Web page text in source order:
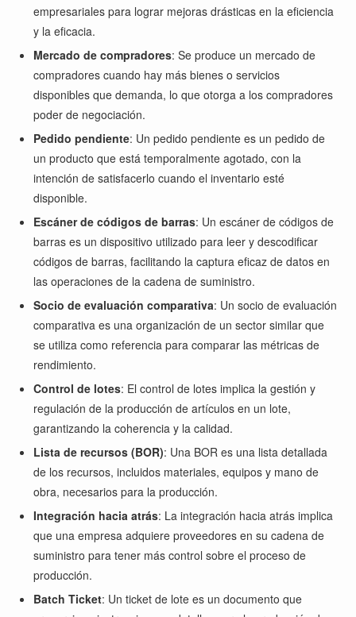
empresariales para lograr mejoras drásticas en la eficiencia
y la eficacia.
Mercado de compradores: Se produce un mercado de
compradores cuando hay más bienes o servicios
disponibles que demanda, lo que otorga a los compradores
poder de negociación.
Pedido pendiente: Un pedido pendiente es un pedido de
un producto que está temporalmente agotado, con la
intención de satisfacerlo cuando el inventario esté
disponible.
Escáner de códigos de barras: Un escáner de códigos de
barras es un dispositivo utilizado para leer y descodificar
códigos de barras, facilitando la captura eficaz de datos en
las operaciones de la cadena de suministro.
Socio de evaluación comparativa: Un socio de evaluación
comparativa es una organización de un sector similar que
se utiliza como referencia para comparar las métricas de
rendimiento.
Control de lotes: El control de lotes implica la gestión y
regulación de la producción de artículos en un lote,
garantizando la coherencia y la calidad.
Lista de recursos (BOR): Una BOR es una lista detallada
de los recursos, incluidos materiales, equipos y mano de
obra, necesarios para la producción.
Integración hacia atrás: La integración hacia atrás implica
que una empresa adquiere proveedores en su cadena de
suministro para tener más control sobre el proceso de
producción.
Batch Ticket: Un ticket de lote es un documento que